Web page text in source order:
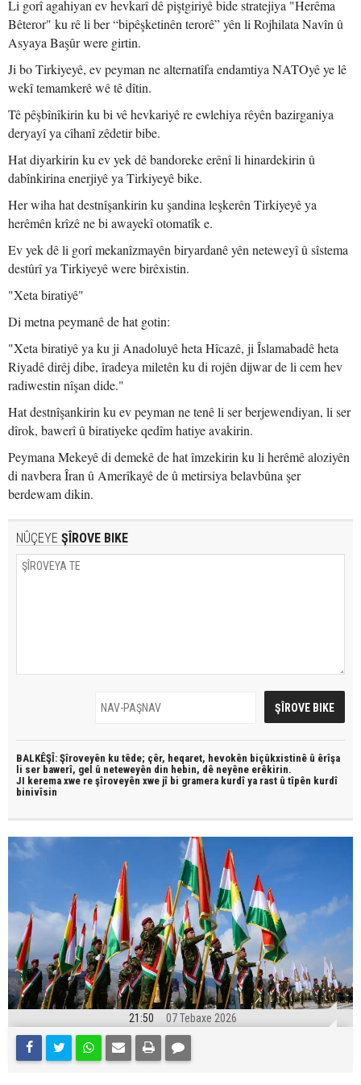
Li gorî agahiyan ev hevkarî dê piştgiriyê bide stratejiya "Herêma
Bêteror" ku rê li ber “bipêşketinên terorê” yên li Rojhilata Navîn û
Asyaya Başûr were girtin.
Ji bo Tirkiyeyê, ev peyman ne alternatîfa endamtiya NATOyê ye lê
wekî temamkerê wê tê dîtin.
Tê pêşbînîkirin ku bi vê hevkariyê re ewlehiya rêyên bazirganiya
deryayî ya cîhanî zêdetir bibe.
Hat diyarkirin ku ev yek dê bandoreke erênî li hinardekirin û
dabînkirina enerjiyê ya Tirkiyeyê bike.
Her wiha hat destnîşankirin ku şandina leşkerên Tirkiyeyê ya
herêmên krîzê ne bi awayekî otomatîk e.
Ev yek dê li gorî mekanîzmayên biryardanê yên neteweyî û sîstema
destûrî ya Tirkiyeyê were birêxistin.
"Xeta biratiyê"
Di metna peymanê de hat gotin:
"Xeta biratiyê ya ku ji Anadoluyê heta Hîcazê, ji Îslamabadê heta
Riyadê dirêj dibe, îradeya miletên ku di rojên dijwar de li cem hev
radiwestin nîşan dide."
Hat destnîşankirin ku ev peyman ne tenê li ser berjewendiyan, li ser
dîrok, bawerî û biratiyeke qedîm hatiye avakirin.
Peymana Mekeyê di demekê de hat îmzekirin ku li herêmê aloziyên
di navbera Îran û Amerîkayê de û metirsiya belavbûna şer
berdewam dikin.
NÛÇEYE ŞÎROVE BIKE
BALKÊŞÎ: Şîroveyên ku têde; çêr, heqaret, hevokên biçûkxistinê û êrîşa
li ser bawerî, gel û neteweyên din hebin, dê neyêne erêkirin.
JI kerema xwe re şîroveyên xwe jî bi gramera kurdî ya rast û tîpên kurdî
binivîsin
21:50 07 Tebaxe 2026